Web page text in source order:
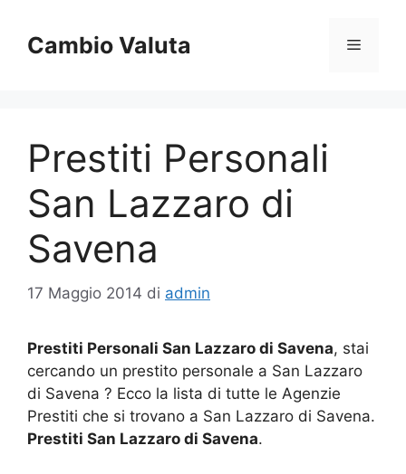
contenuto
Cambio Valuta Menu
Prestiti Personali
San Lazzaro di
Savena
17 Maggio 2014 di admin
Prestiti Personali San Lazzaro di Savena, stai
cercando un prestito personale a San Lazzaro
di Savena ? Ecco la lista di tutte le Agenzie
Prestiti che si trovano a San Lazzaro di Savena.
Prestiti San Lazzaro di Savena.